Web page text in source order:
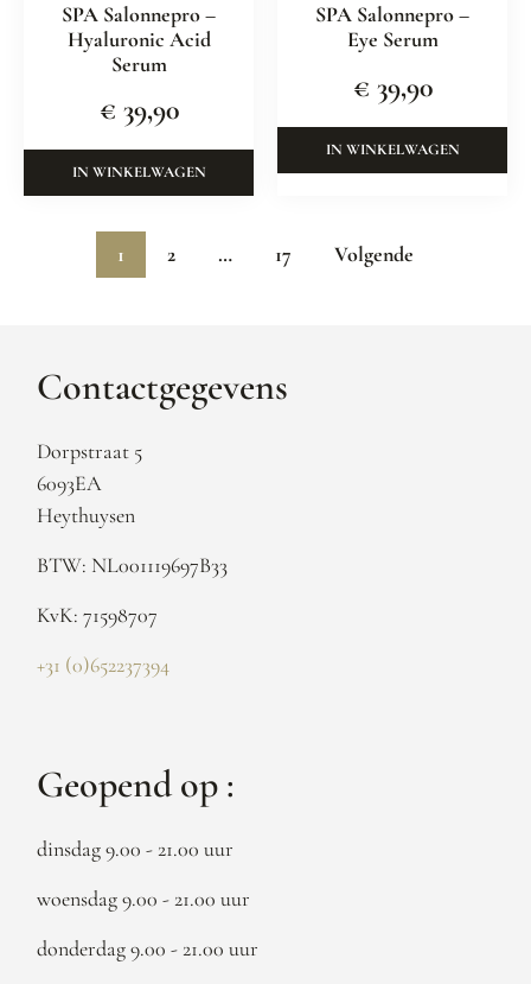
SPA Salonnepro –
Hyaluronic Acid
Serum
€ 39,90
IN WINKELWAGEN
SPA Salonnepro –
Eye Serum
€ 39,90
IN WINKELWAGEN
1 2 … 17 Volgende
Contactgegevens
Dorpstraat 5
6093EA
Heythuysen
BTW: NL001119697B33
KvK: 71598707
+31 (0)652237394
Geopend op :
dinsdag 9.00 - 21.00 uur
woensdag 9.00 - 21.00 uur
donderdag 9.00 - 21.00 uur